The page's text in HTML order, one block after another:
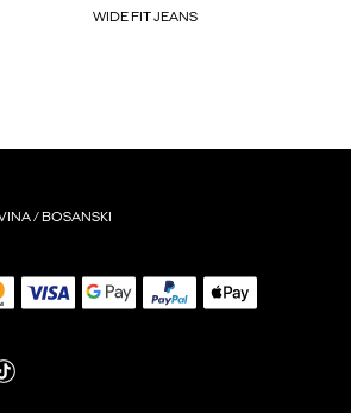
WIDE FIT JEANS
/ BOSANSKI